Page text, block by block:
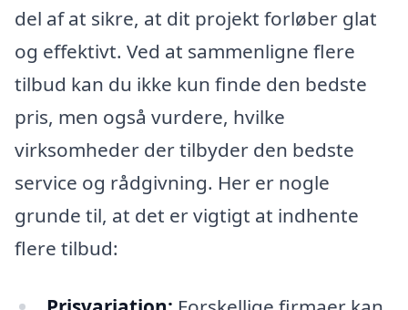
del af at sikre, at dit projekt forløber glat
og effektivt. Ved at sammenligne flere
tilbud kan du ikke kun finde den bedste
pris, men også vurdere, hvilke
virksomheder der tilbyder den bedste
service og rådgivning. Her er nogle
grunde til, at det er vigtigt at indhente
flere tilbud: